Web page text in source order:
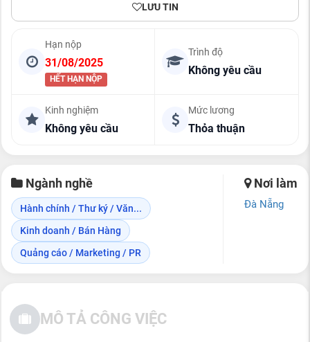
LƯU TIN
Hạn nộp
31/08/2025
HẾT HẠN NỘP
Trình độ
Không yêu cầu
Kinh nghiệm
Không yêu cầu
Mức lương
Thỏa thuận
Ngành nghề
Hành chính / Thư ký / Văn...
Kinh doanh / Bán Hàng
Quảng cáo / Marketing / PR
Nơi làm
Đà Nẵng
MÔ TẢ CÔNG VIỆC